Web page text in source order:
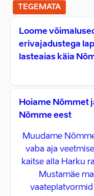
TEGEMATA
Loome
erivajadustega
lasteaias käia
Hoiame Nõmmet
Nõmme eest
Muudame
vaba aja
kaitse alla Harku
Mustamäe
vaateplatvormid